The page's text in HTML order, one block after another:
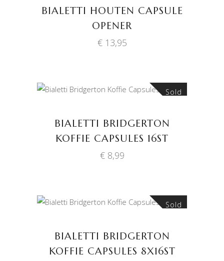
BIALETTI HOUTEN CAPSULE
OPENER
€13,95
Sold
BIALETTI BRIDGERTON
KOFFIE CAPSULES 16ST
€8,99
Sold
BIALETTI BRIDGERTON
KOFFIE CAPSULES 8X16ST